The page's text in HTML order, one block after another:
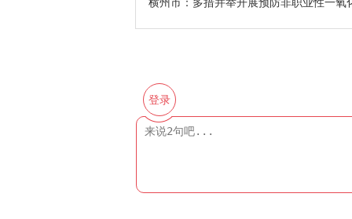
登录